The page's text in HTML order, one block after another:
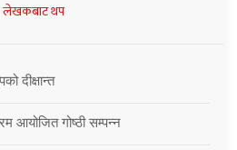
लेखकबाट थप
दीक्षान्त
आयोजित गोष्ठी सम्पन्न